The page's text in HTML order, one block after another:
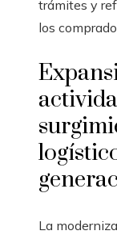
trámites y
los
La